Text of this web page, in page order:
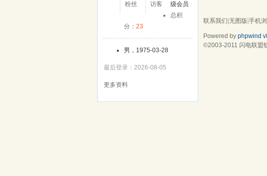
粉丝
访客
级会员
总积
分： 23
男，1975-03-28
最后登录：2026-08-05
更多资料
联系我们 无图版 手机
Powered by phpwind
©2003-2011 闪电联盟